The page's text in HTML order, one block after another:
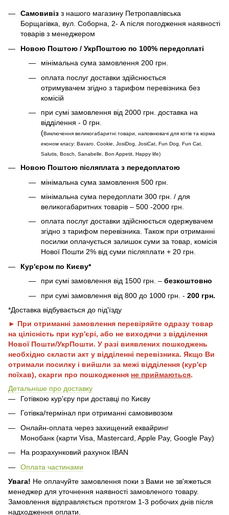
Самовивіз з нашого магазину Петропавлівська
Борщагівка, вул. Соборна, 2- А після погодження наявності
товарів з менеджером
Новою Поштою / УкрПоштою по 100% передоплаті
мінімальна сума замовлення 200 грн.
оплата послуг доставки здійснюється
отримувачем згідно з тарифом перевізника без
комісій
при сумі замовлення від 2000 грн. доставка на
відділення - 0 грн.
(Виключення великогабаритні товари, наповнювачі для котів та корма
економ класу: Bavaro, Cookie, JosiDog, JosiCat, Fun Dog, Fun Cat,
Salutis, Bosch, Sanabelle, Bon Appetit, Happy life)
Новою Поштою післяплата з передоплатою
мінімальна сума замовлення 500 грн.
мінімальна сума передоплати 300 грн. / для
великогабаритних товарів – 500 -2000 грн.
оплата послуг доставки здійснюється одержувачем
згідно з тарифом перевізника. Також при отриманні
посилки оплачується залишок суми за товар, комісія
Нової Пошти 2% від суми післяплати + 20 грн.
Кур'єром по Києву*
при сумі замовлення від 1500 грн. – безкоштовно
при сумі замовлення від 800 до 1000 грн. - 200 грн.
*Доставка відбувається до під'їзду
► При отриманні замовлення перевіряйте одразу товар
на цілісність при кур'єрі, або не виходячи з відділення
Нової Пошти/УкрПошти. У разі виявлених пошкоджень
необхідно скласти акт у відділенні перевізника. Якщо Ви
отримали посилку і вийшли за межі відділення (кур'єр
поїхав), скарги про пошкодження не приймаються.
Детальніше про доставку
Готівкою кур'єру при доставці по Києву
Готівка/термінал при отриманні самовивозом
Онлайн-оплата через захищений еквайринг
Монобанк (карти Visa, Mastercard, Apple Pay, Google Pay)
На розрахунковий рахунок IBAN
Оплата частинами
Увага! Не оплачуйте замовлення поки з Вами не зв'яжеться
менеджер для уточнення наявності замовленого товару.
Замовлення відправляється протягом 1-3 робочих днів після
надходження оплати.